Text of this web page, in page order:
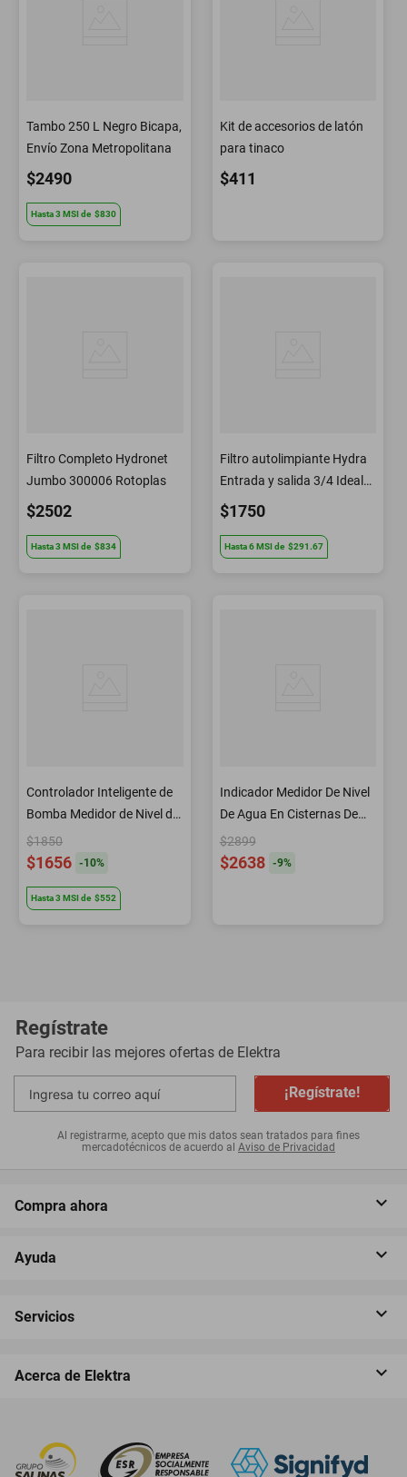
Tambo 250 L Negro Bicapa,
Envío Zona Metropolitana
$2490
Hasta3 MSIde $830
Kit de accesorios de latón
para tinaco
$411
Filtro Completo Hydronet
Jumbo 300006 Rotoplas
$2502
Hasta3 MSIde $834
Filtro autolimpiante Hydra
Entrada y salida 3/4 Ideal
para tinacos y cisternas
$1750
Hasta6MSIde $291.67
Controlador Inteligente de
Bomba Medidor de Nivel de
agua tinacos y cisternas
$1850
$1656 -10%
Hasta3 MSIde $552
Indicador Medidor De Nivel
De Agua En Cisternas De
Mayor Capacidad
Inteligente Iot-waterp
$2899
$2638 -9%
Regístrate
Para recibir las mejores ofertas de Elektra
¡Regístrate!
Al registrarme, acepto que mis datos sean tratados para fines
mercadotécnicos de acuerdo al Aviso de Privacidad
Compra ahora
Ayuda
Servicios
Acerca de Elektra